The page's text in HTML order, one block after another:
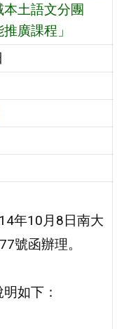
土語文分團
廣課程」
年10月8日南大
號函辦理。
如下：